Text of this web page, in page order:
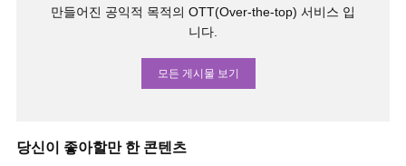
만들어진 공익적 목적의 OTT(Over-the-top) 서비스 입
니다.
모든 게시물 보기
당신이 좋아할만 한 콘텐츠